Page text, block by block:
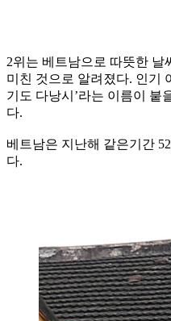
2위는 베트남으로 따뜻한 날
미친 것으로 알려졌다. 인기
기도 다낭시’라는 이름이 붙
다.
베트남은 지난해 같은기간
다.